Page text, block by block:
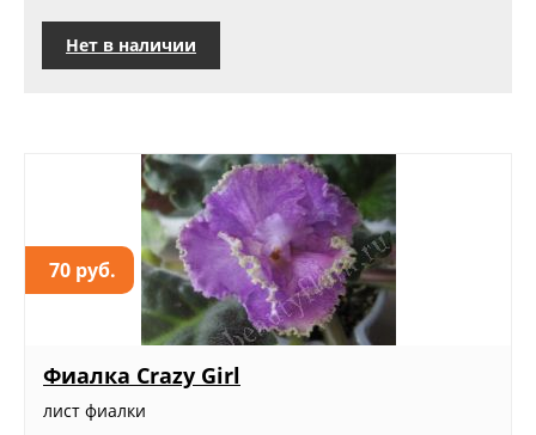
Нет в наличии
70 руб.
Фиалка Crazy Girl
лист фиалки